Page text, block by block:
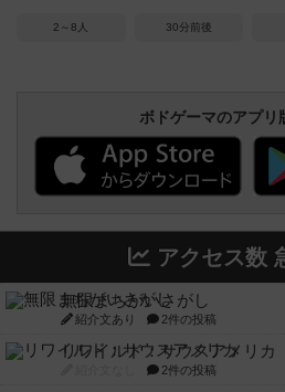
2～8人 30分前後
ボドゲーマのアプリ
アクセス数
無限まちがいさがし
紹介文あり 2件の投稿
リワイルド：サウスアメリカ
2件の投稿